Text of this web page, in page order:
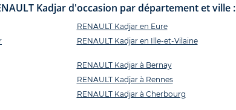
Kadjar d'occasion par département et ville :
RENAULT Kadjar en Eure
RENAULT Kadjar en Ille-et-Vilaine
RENAULT Kadjar à Bernay
RENAULT Kadjar à Rennes
RENAULT Kadjar à Cherbourg